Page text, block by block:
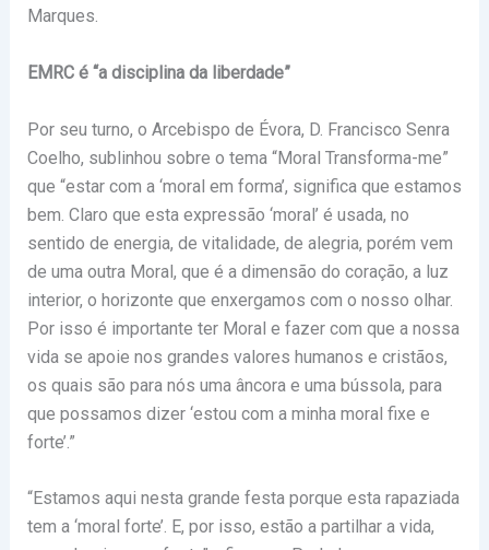
Marques.
EMRC é “a disciplina da liberdade”
Por seu turno, o Arcebispo de Évora, D. Francisco Senra
Coelho, sublinhou sobre o tema “Moral Transforma-me”
que “estar com a ‘moral em forma’, significa que estamos
bem. Claro que esta expressão ‘moral’ é usada, no
sentido de energia, de vitalidade, de alegria, porém vem
de uma outra Moral, que é a dimensão do coração, a luz
interior, o horizonte que enxergamos com o nosso olhar.
Por isso é importante ter Moral e fazer com que a nossa
vida se apoie nos grandes valores humanos e cristãos,
os quais são para nós uma âncora e uma bússola, para
que possamos dizer ‘estou com a minha moral fixe e
forte’.”
“Estamos aqui nesta grande festa porque esta rapaziada
tem a ‘moral forte’. E, por isso, estão a partilhar a vida,